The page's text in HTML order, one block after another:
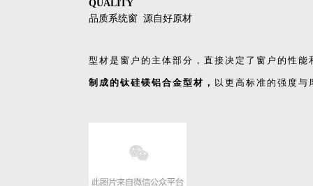
QUALITY
品质系统窗 源自好原材
型材是窗户的主体部分，直接决定了窗户的性
制成的钛硅镁铝合金型材， 以更高标准的强度与